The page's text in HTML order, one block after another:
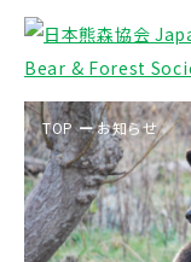
TOP お知らせ